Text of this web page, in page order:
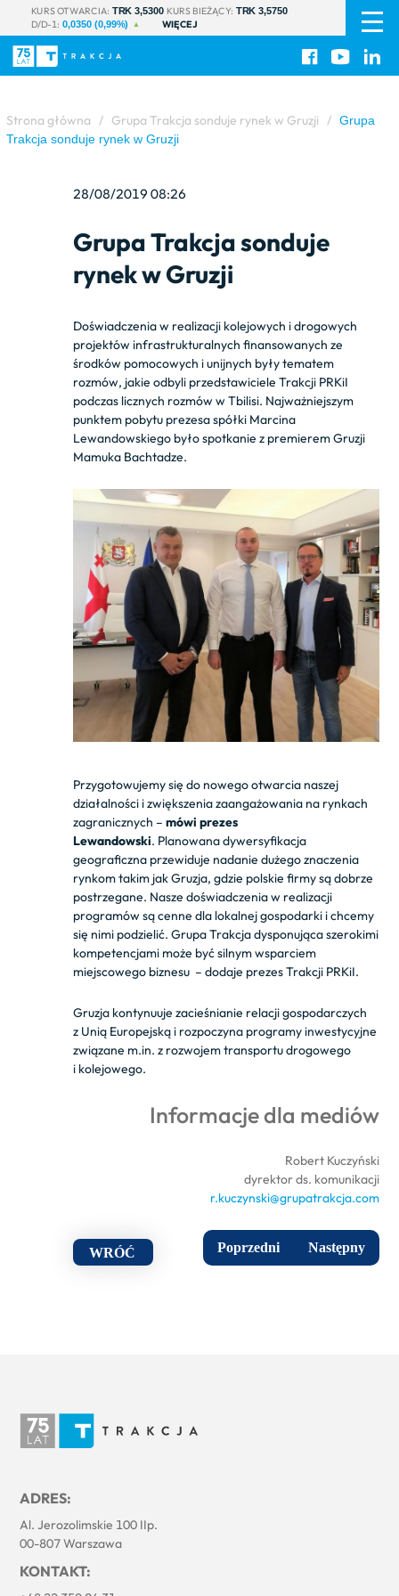
KURS OTWARCIA: TRK 3,5300 KURS BIEŻĄCY: TRK 3,5750
D/D-1: 0,0350 (0,99%) WIĘCEJ
PL
EN
Strona główna / Grupa Trakcja sonduje rynek w Gruzji / Grupa
Trakcja sonduje rynek w Gruzji
28/08/2019 08:26
Grupa Trakcja sonduje
rynek w Gruzji
Doświadczenia w realizacji kolejowych i drogowych
projektów infrastrukturalnych finansowanych ze
środków pomocowych i unijnych były tematem
rozmów, jakie odbyli przedstawiciele Trakcji PRKiI
podczas licznych rozmów w Tbilisi. Najważniejszym
punktem pobytu prezesa spółki Marcina
Lewandowskiego było spotkanie z premierem Gruzji
Mamuka Bachtadze.
Przygotowujemy się do nowego otwarcia naszej
działalności i zwiększenia zaangażowania na rynkach
zagranicznych –mówi prezes
Lewandowski. Planowana dywersyfikacja
geograficzna przewiduje nadanie dużego znaczenia
rynkom takim jak Gruzja, gdzie polskie firmy są dobrze
postrzegane. Nasze doświadczenia w realizacji
programów są cenne dla lokalnej gospodarki i chcemy
się nimi podzielić. Grupa Trakcja dysponująca szerokimi
kompetencjami może być silnym wsparciem
miejscowego biznesu – dodaje prezes Trakcji PRKiI.
Gruzja kontynuuje zacieśnianie relacji gospodarczych
z Unią Europejską i rozpoczyna programy inwestycyjne
związane m.in. z rozwojem transportu drogowego
i kolejowego.
Informacje dla mediów
Robert Kuczyński
dyrektor ds. komunikacji
r.kuczynski@grupatrakcja.com
WRÓĆ Poprzedni Następny
ADRES:
Al. Jerozolimskie 100 IIp.
00-807 Warszawa
KONTAKT: